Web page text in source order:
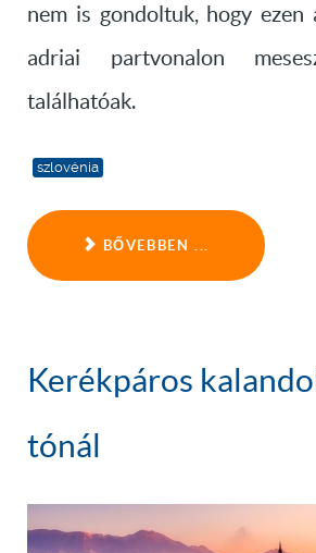
nem is gondoltuk, hogy ezen
adriai partvonalon
találhatóak.
szlovénia
BŐVEBBEN ...
Kerékpáros
tónál